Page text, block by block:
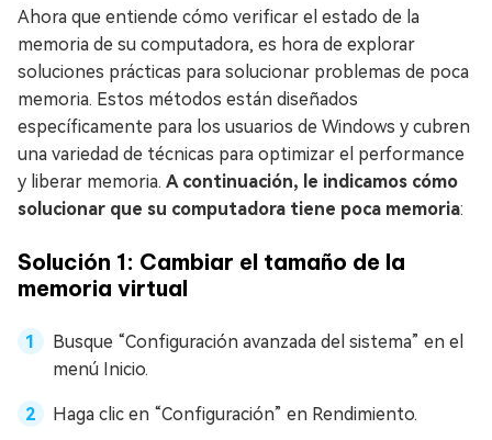
Ahora que entiende cómo verificar el estado de la
memoria de su computadora, es hora de explorar
soluciones prácticas para solucionar problemas de poca
memoria. Estos métodos están diseñados
específicamente para los usuarios de Windows y cubren
una variedad de técnicas para optimizar el performance
y liberar memoria. A continuación, le indicamos cómo
solucionar que su computadora tiene poca memoria:
Solución 1: Cambiar el tamaño de la
memoria virtual
Busque “Configuración avanzada del sistema” en el
menú Inicio.
Haga clic en “Configuración” en Rendimiento.